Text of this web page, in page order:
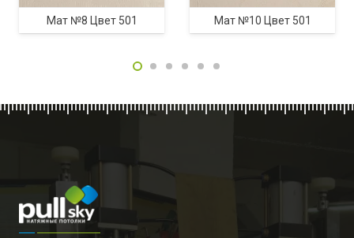
Мат №8 Цвет 501 Мат №10 Цвет 501